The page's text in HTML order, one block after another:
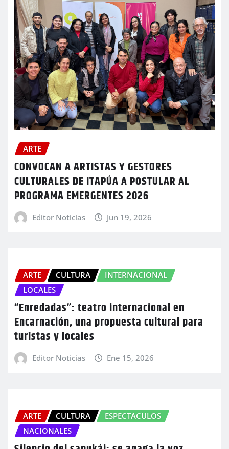
ARTE
CONVOCAN A ARTISTAS Y GESTORES
CULTURALES DE ITAPÚA A POSTULAR AL
PROGRAMA EMERGENTES 2026
Editor Noticias Jun 19, 2026
ARTE CULTURA
INTERNACIONAL
LOCALES
“Enredadas”: teatro internacional en
Encarnación, una propuesta cultural para
turistas y locales
Editor Noticias Ene 15, 2026
ARTE CULTURA
ESPECTACULOS
NACIONALES